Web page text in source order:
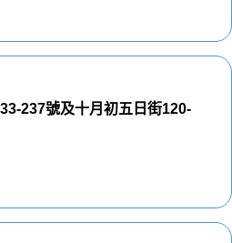
237號及十月初五日街120-